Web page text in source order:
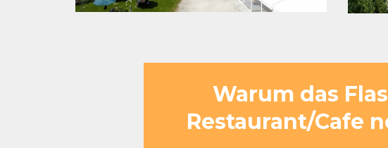
Warum das
Restaurant/Cafe